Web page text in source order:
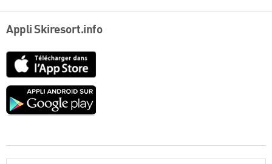
Appli Skiresort.info
Google